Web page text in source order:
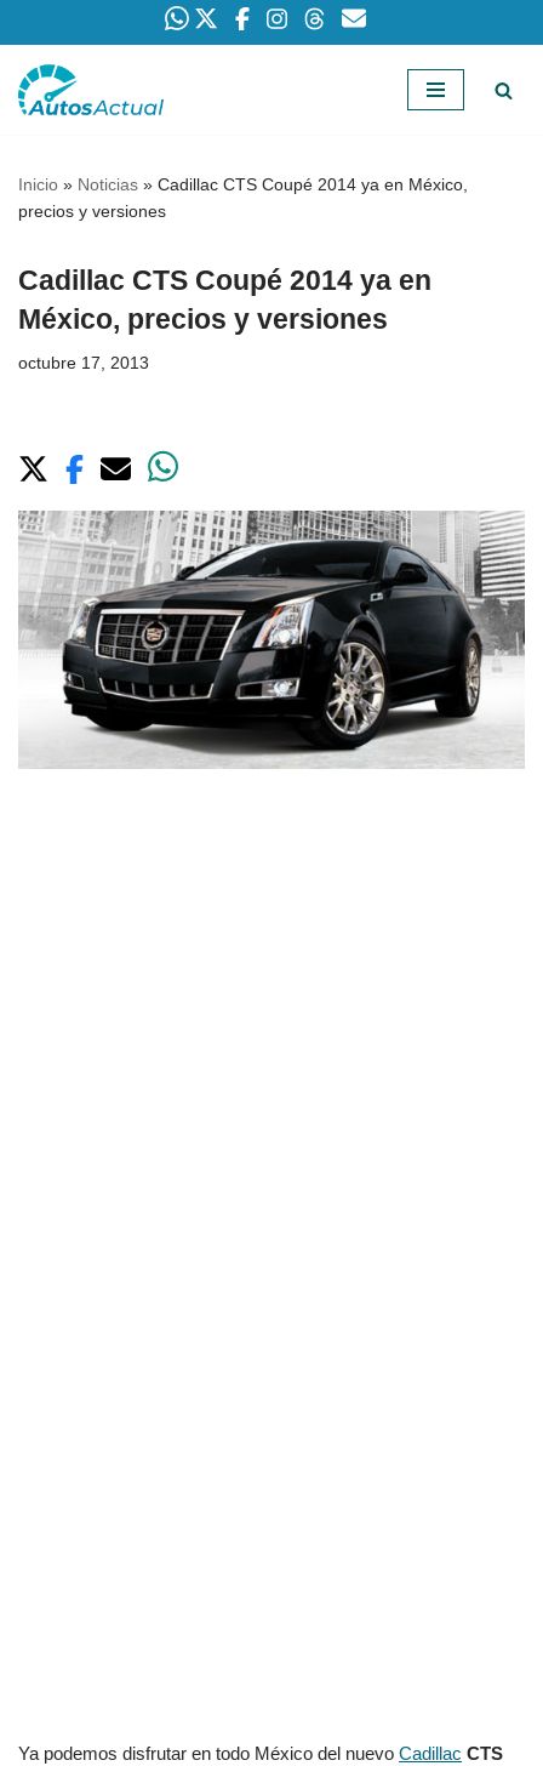
Saltar
Inicio » Noticias » Cadillac CTS Coupé 2014 ya en México,
precios y versiones
Cadillac CTS Coupé 2014 ya en
México, precios y versiones
octubre 17, 2013
Ya podemos disfrutar en todo México del nuevo Cadillac CTS